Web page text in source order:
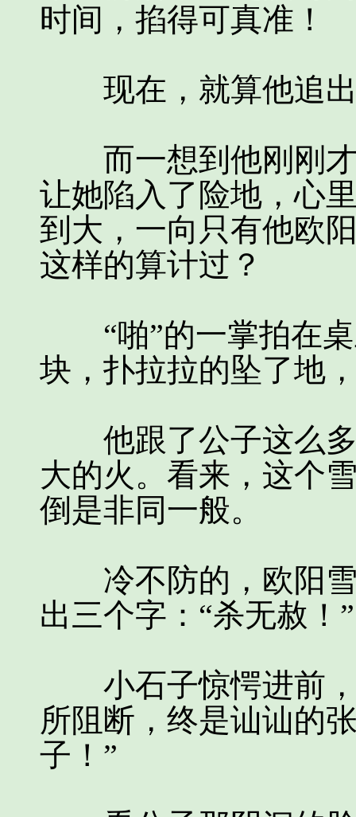
时间，掐得可真准！
现在，就算他追出
而一想到他刚刚才
让她陷入了险地，心
到大，一向只有他欧
这样的算计过？
“啪”的一掌拍在桌
块，扑拉拉的坠了地
他跟了公子这么多
大的火。看来，这个
倒是非同一般。
冷不防的，欧阳雪
出三个字：“杀无赦！”
小石子惊愕进前，
所阻断，终是讪讪的
子！”